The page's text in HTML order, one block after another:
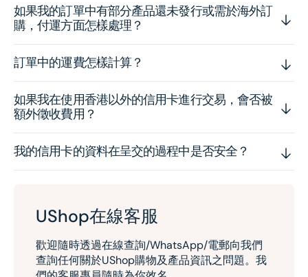
如果我的訂單中有部分產品還未發行或需於海外訂
購，付運方面怎樣處理？
訂單中的運費怎樣計算？
如果我在使用香港以外的信用卡進行交易，會否被
額外徵收費用？
我的信用卡的資料在呈交的過程中是否安全？
UShop在線客服
歡迎隨時透過在線查詢/WhatsApp/電郵向我們
查詢任何關於UShop購物及產品資訊之問題。我